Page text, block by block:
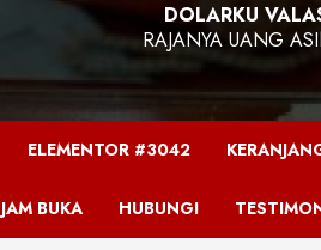
DOLARKU
RAJANYA UANG
ELEMENTOR #3042
JAM BUKA HUBUNGI